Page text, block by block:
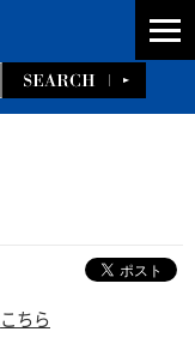
こちら